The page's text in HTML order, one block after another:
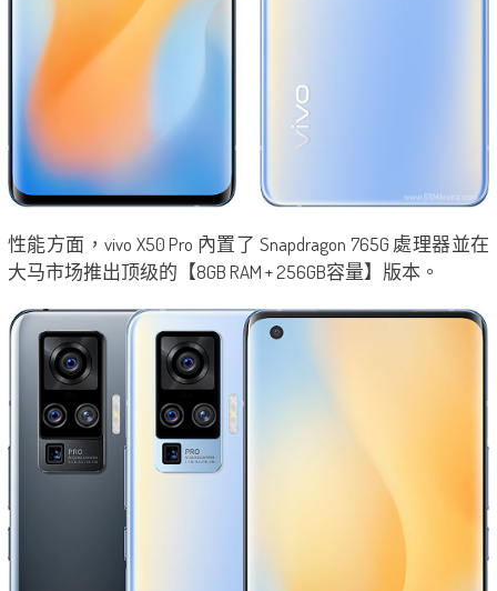
性能方面，vivo X50 Pro 內置了 Snapdragon 765G 處理器並在
大马市场推出顶级的【8GB RAM + 256GB容量】版本。